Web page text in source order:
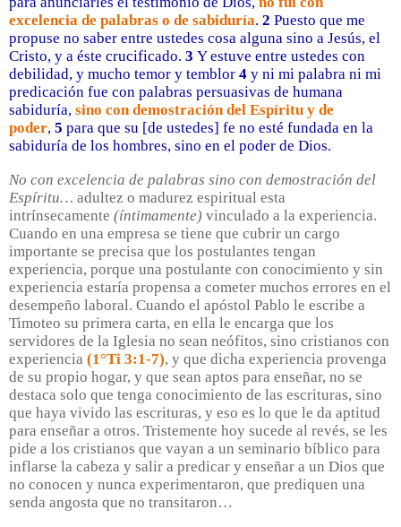
excelencia de palabras o de sabiduría. 2 Puesto que me
propuse no saber entre ustedes cosa alguna sino a Jesús, el
Cristo, y a éste crucificado. 3 Y estuve entre ustedes con
debilidad, y mucho temor y temblor 4 y ni mi palabra ni mi
predicación fue con palabras persuasivas de humana
sabiduría, sino con demostración del Espíritu y de
poder, 5 para que su [de ustedes] fe no esté fundada en la
sabiduría de los hombres, sino en el poder de Dios.
No con excelencia de palabras sino con demostración del
Espíritu… adultez o madurez espiritual esta
intrínsecamente (íntimamente) vinculado a la experiencia.
Cuando en una empresa se tiene que cubrir un cargo
importante se precisa que los postulantes tengan
experiencia, porque una postulante con conocimiento y sin
experiencia estaría propensa a cometer muchos errores en el
desempeño laboral. Cuando el apóstol Pablo le escribe a
Timoteo su primera carta, en ella le encarga que los
servidores de la Iglesia no sean neófitos, sino cristianos con
experiencia (1°Ti 3:1-7), y que dicha experiencia provenga
de su propio hogar, y que sean aptos para enseñar, no se
destaca solo que tenga conocimiento de las escrituras, sino
que haya vivido las escrituras, y eso es lo que le da aptitud
para enseñar a otros. Tristemente hoy sucede al revés, se les
pide a los cristianos que vayan a un seminario bíblico para
inflarse la cabeza y salir a predicar y enseñar a un Dios que
no conocen y nunca experimentaron, que prediquen una
senda angosta que no transitaron…